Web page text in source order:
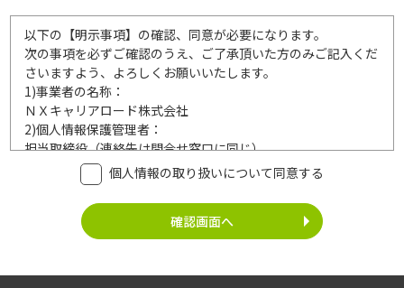
以下の【明示事項】の確認、同意が必要になります。
次の事項を必ずご確認のうえ、ご了承頂いた方のみご記入くだ
さいますよう、よろしくお願いいたします。
1)事業者の名称：
ＮＸキャリアロード株式会社
2)個人情報保護管理者：
担当取締役（連絡先は問合せ窓口に同じ）
利用目的：
ご記入頂いた個人情報は、次の利用目的達成の範囲内において
利用いたします。
個人情報の利用
個人情報の取り扱いについて同意する